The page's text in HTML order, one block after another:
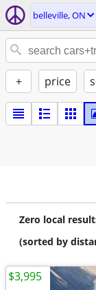
belleville, ON
+ price
Zero local
(sorted by
$3,995